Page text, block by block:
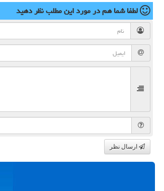
لطفا شما همدر مورد این مطلبنظر دهید
ارسال نظر